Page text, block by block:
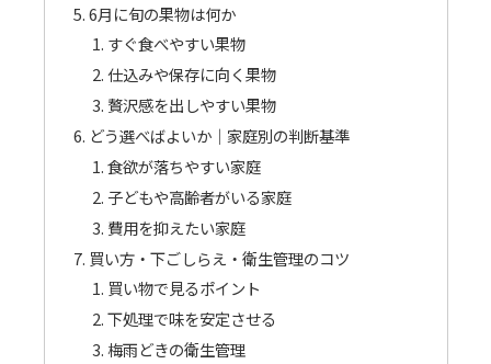
6月に旬の果物は何か
すぐ食べやすい果物
仕込みや保存に向く果物
贅沢感を出しやすい果物
どう選べばよいか｜家庭別の判断基準
食欲が落ちやすい家庭
子どもや高齢者がいる家庭
費用を抑えたい家庭
買い方・下ごしらえ・衛生管理のコツ
買い物で見るポイント
下処理で味を安定させる
梅雨どきの衛生管理